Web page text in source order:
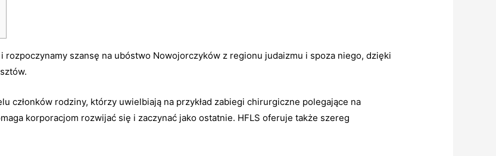
szansę na ubóstwo Nowojorczyków z regionu judaizmu i spoza niego, dzięki
członków rodziny, którzy uwielbiają na przykład zabiegi chirurgiczne polegające na
korporacjom rozwijać się i zaczynać jako ostatnie. HFLS oferuje także szereg